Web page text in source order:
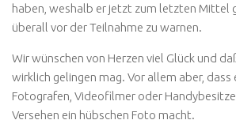
haben, weshalb er jetzt zum letzten Mittel
überall vor der Teilnahme zu warnen.
Wir wünschen von Herzen viel Glück und
wirklich gelingen mag. Vor allem aber, dass
Fotografen, Videofilmer oder
Versehen ein hübschen Foto macht.